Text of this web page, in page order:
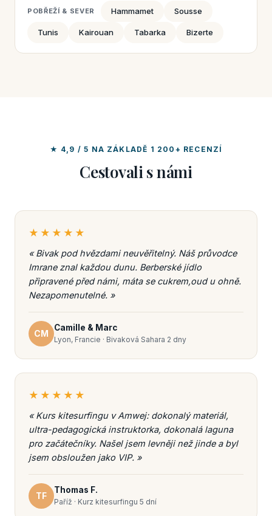
POBŘEŽÍ & SEVER Hammamet Sousse
Tunis Kairouan Tabarka Bizerte
★ 4,9 / 5 NA ZÁKLADĚ 1 200+ RECENZÍ
Cestovali s námi
★★★★★
« Bivak pod hvězdami neuvěřitelný. Náš průvodce
Imrane znal každou dunu. Berberské jídlo
připravené před námi, máta se cukrem,oud u ohně.
Nezapomenutelné. »
CM
Camille & Marc
Lyon, Francie · Bivaková Sahara 2 dny
★★★★★
« Kurs kitesurfingu v Amwej: dokonalý materiál,
ultra-pedagogická instruktorka, dokonalá laguna
pro začátečníky. Našel jsem levněji než jinde a byl
jsem obsloužen jako VIP. »
TF
Thomas F.
Paříž · Kurz kitesurfingu 5 dní